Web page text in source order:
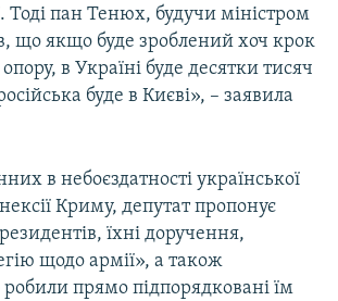
Тоді пан Тенюх, будучи міністром
що якщо буде зроблений хоч крок
в Україні буде десятки тисяч
буде в Києві», – заявила
в небоєздатності української
Криму, депутат пропонує
їхні доручення,
щодо армії», а також
прямо підпорядковані їм